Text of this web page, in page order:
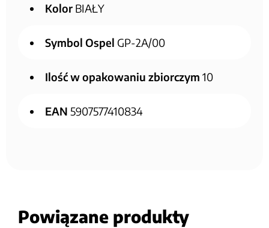
Kolor BIAŁY
Symbol Ospel GP-2A/00
Ilość w opakowaniu zbiorczym 10
EAN 5907577410834
Powiązane produkty